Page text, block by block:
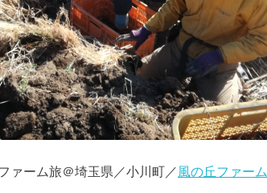
ァーム旅＠埼玉県／小川町／ 風の丘ファーム